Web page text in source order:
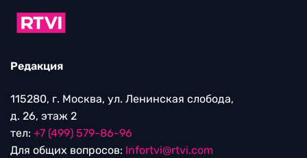
Редакция
115280, г. Москва, ул. Ленинская слобода,
д. 26, этаж 2
тел: +7 (499) 579-86-96
Для общих вопросов: Infortvi@rtvi.com